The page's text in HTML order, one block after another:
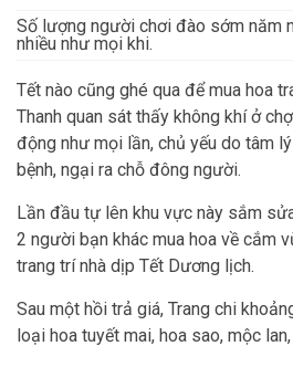
Số lượng người chơi đào sớm năm
nhiều như mọi khi.
Tết nào cũng ghé qua để mua hoa
Thanh quan sát thấy không khí ở
động như mọi lần, chủ yếu do tâm
bệnh, ngại ra chỗ đông người.
Lần đầu tự lên khu vực này sắm
2 người bạn khác mua hoa về cắm
trang trí nhà dịp Tết Dương lịch.
Sau một hồi trả giá, Trang chi
loại hoa tuyết mai, hoa sao, mộc